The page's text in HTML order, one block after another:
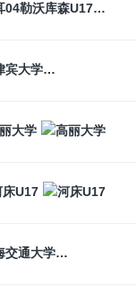
拜耳04勒沃库森U17
菲律宾大学
大学
床U17
上海交通大学